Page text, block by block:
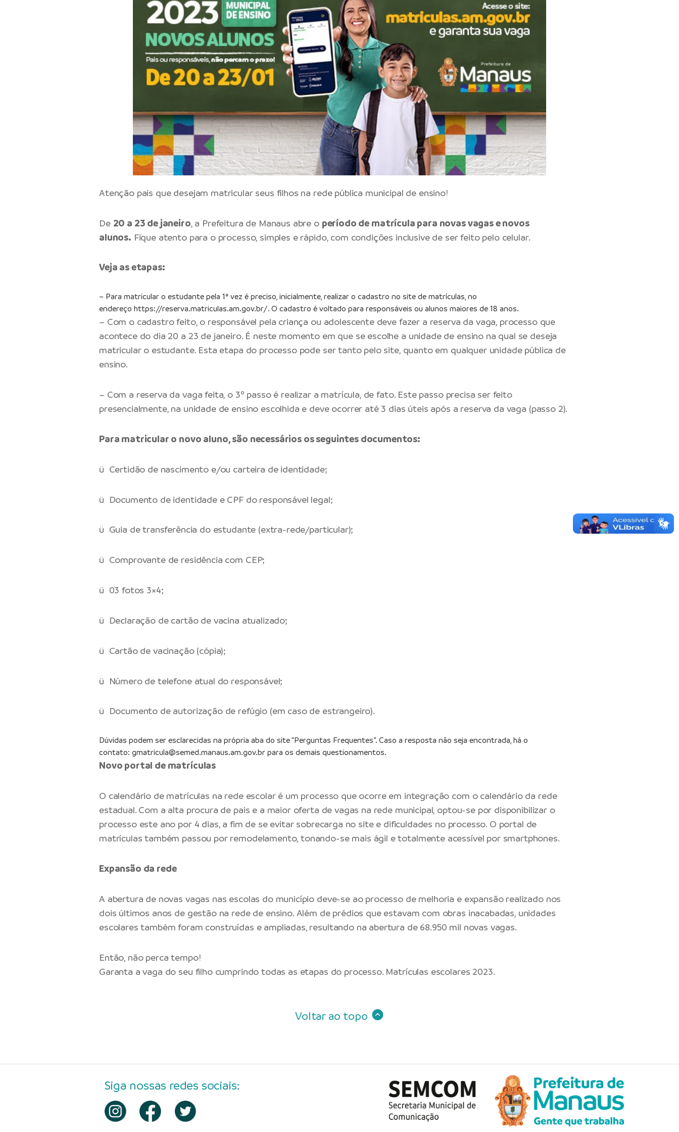
Atenção pais que desejam matricular seus filhos na rede pública municipal de ensino!
De 20 a 23 de janeiro, a Prefeitura de Manaus abre o período de matrícula para novas vagas e novos
alunos. Fique atento para o processo, simples e rápido, com condições inclusive de ser feito pelo celular.
Veja as etapas:
– Para matricular o estudante pela 1ª vez é preciso, inicialmente, realizar o cadastro no site de matrículas, no
endereço https://reserva.matriculas.am.gov.br/. O cadastro é voltado para responsáveis ou alunos maiores de 18 anos.
– Com o cadastro feito, o responsável pela criança ou adolescente deve fazer a reserva da vaga, processo que
acontece do dia 20 a 23 de janeiro. É neste momento em que se escolhe a unidade de ensino na qual se deseja
matricular o estudante. Esta etapa do processo pode ser tanto pelo site, quanto em qualquer unidade pública de
ensino.
– Com a reserva da vaga feita, o 3º passo é realizar a matrícula, de fato. Este passo precisa ser feito
presencialmente, na unidade de ensino escolhida e deve ocorrer até 3 dias úteis após a reserva da vaga (passo 2).
Para matricular o novo aluno, são necessários os seguintes documentos:
ü Certidão de nascimento e/ou carteira de identidade;
ü Documento de identidade e CPF do responsável legal;
ü Guia de transferência do estudante (extra-rede/particular);
ü Comprovante de residência com CEP;
ü 03 fotos 3×4;
ü Declaração de cartão de vacina atualizado;
ü Cartão de vacinação (cópia);
ü Número de telefone atual do responsável;
ü Documento de autorização de refúgio (em caso de estrangeiro).
Dúvidas podem ser esclarecidas na própria aba do site “Perguntas Frequentes”. Caso a resposta não seja encontrada, há o
contato: gmatricula@semed.manaus.am.gov.br para os demais questionamentos.
Novo portal de matrículas
O calendário de matrículas na rede escolar é um processo que ocorre em integração com o calendário da rede
estadual. Com a alta procura de pais e a maior oferta de vagas na rede municipal, optou-se por disponibilizar o
processo este ano por 4 dias, a fim de se evitar sobrecarga no site e dificuldades no processo. O portal de
matrículas também passou por remodelamento, tonando-se mais ágil e totalmente acessível por smartphones.
Expansão da rede
A abertura de novas vagas nas escolas do município deve-se ao processo de melhoria e expansão realizado nos
dois últimos anos de gestão na rede de ensino. Além de prédios que estavam com obras inacabadas, unidades
escolares também foram construídas e ampliadas, resultando na abertura de 68.950 mil novas vagas.
Então, não perca tempo!
Garanta a vaga do seu filho cumprindo todas as etapas do processo. Matrículas escolares 2023.
Voltar ao topo
Siga nossas redes sociais: